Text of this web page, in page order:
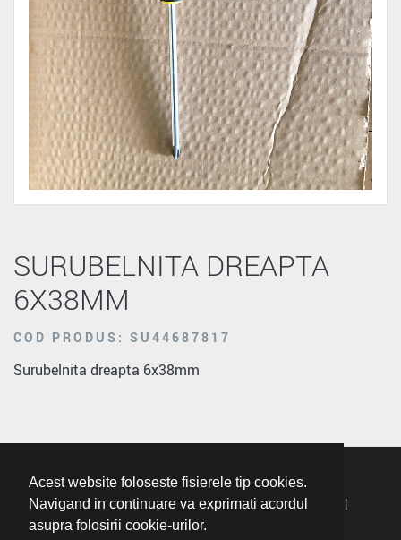
Acest website foloseste fisierele tip cookies.
Navigand in continuare va exprimati acordul
asupra folosirii cookie-urilor.
SURUBELNITA DREAPTA
6X38MM
COD PRODUS: SU44687817
Surubelnita dreapta 6x38mm
Termeni Si Conditii | Politica De Confidentialitate
|
Politica Cookie